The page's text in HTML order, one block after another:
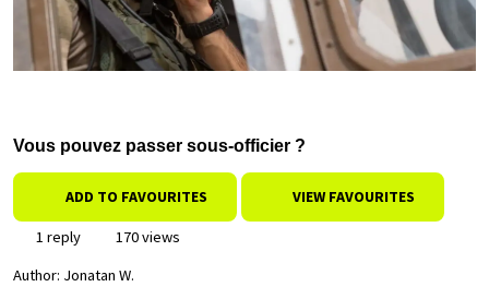
Vous pouvez passer sous-officier ?
ADD TO FAVOURITES VIEW FAVOURITES
1 reply
170 views
Author: Jonatan W.